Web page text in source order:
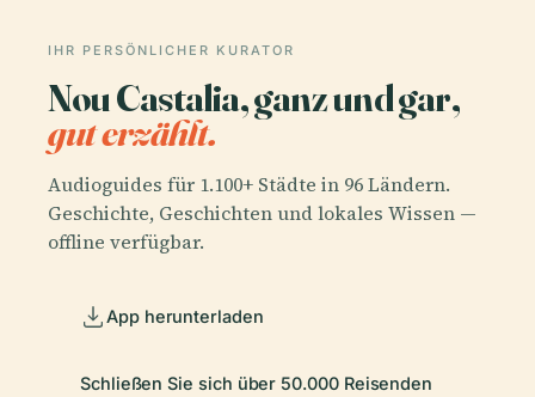
IHR PERSÖNLICHER KURATOR
Nou Castalia, ganz und gar,
gut erzählt.
Audioguides für 1.100+ Städte in 96 Ländern.
Geschichte, Geschichten und lokales Wissen —
offline verfügbar.
App herunterladen
Schließen Sie sich über 50.000 Reisenden